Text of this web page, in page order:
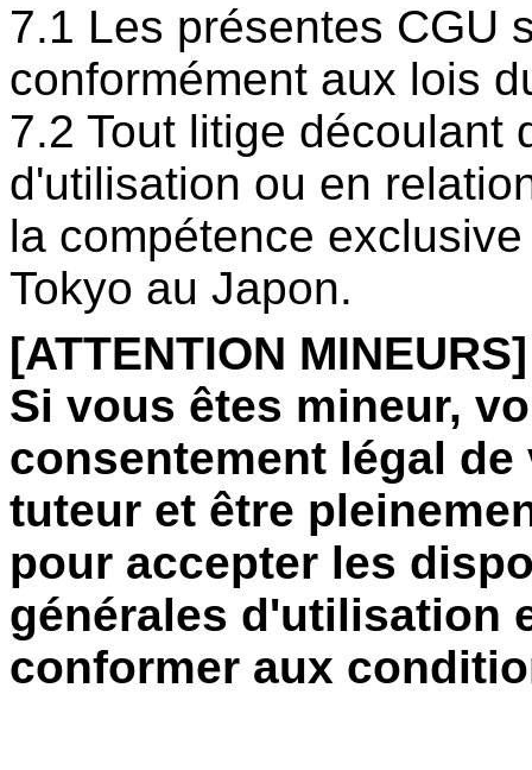
7.1 Les présentes CGU
conformément aux lois
7.2 Tout litige découlant
d'utilisation ou en
la compétence
Tokyo au Japon.
[ATTENTION MINEURS]
Si vous êtes mineur,
consentement légal
tuteur et être
pour accepter les
générales d'utilisation
conformer aux